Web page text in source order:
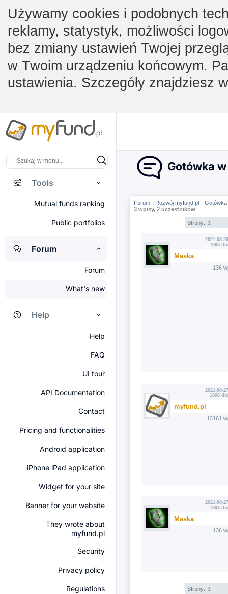
Używamy cookies i podobnych
reklamy, statystyk, możliwości
bez zmiany ustawień Twojej
w Twoim urządzeniu końcowym.
ustawienia. Szczegóły znajdziesz
Tools
Mutual funds ranking
Public portfolios
Forum
Forum
What's new
Help
Help
FAQ
UI tour
API Documentation
Contact
Pricing and functionalities
Android application
iPhone iPad application
Widget for your site
Banner for your website
They wrote about
myfund.pl
Security
Privacy policy
Regulations
Gotówka
Forum→ Rozwój myfund.pl→Gotówka
3 wpisy, 2 uczestników
Strony: 1
2021-08-
1808
Maska
136
2021-08-
1808
myfund.pl
13161
2021-08-
1808
Maska
136
Strony: 1